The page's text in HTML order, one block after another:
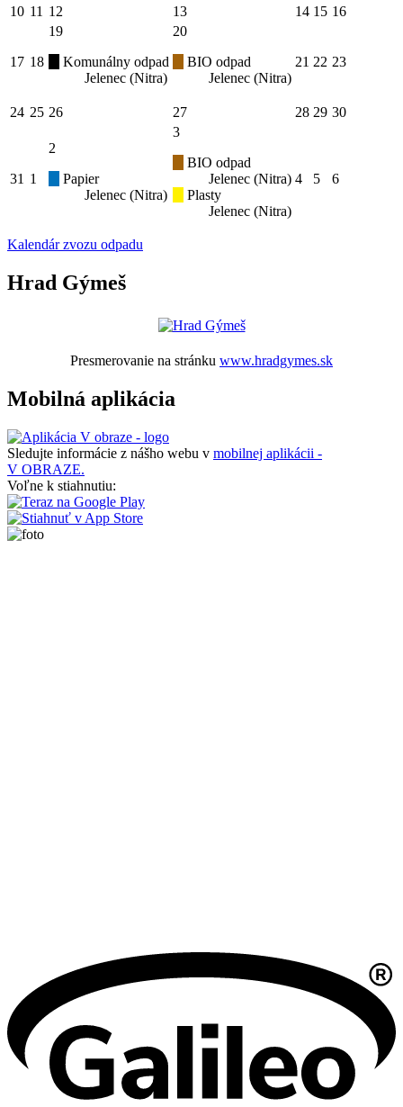
10 11 12 13 14 15 16
17 18
19
Komunálny odpad
Jelenec (Nitra)
20
BIO odpad
Jelenec (Nitra)
21 22 23
24 25 26 27 28 29 30
31 1
2
Papier
Jelenec (Nitra)
3
BIO odpad
Jelenec (Nitra)
Plasty
Jelenec (Nitra)
4 5 6
Kalendár zvozu odpadu
Hrad Gýmeš
Presmerovanie na stránku www.hradgymes.sk
Mobilná aplikácia
Sledujte informácie z nášho webu v mobilnej aplikácii -
V OBRAZE.
Voľne k stiahnutiu: